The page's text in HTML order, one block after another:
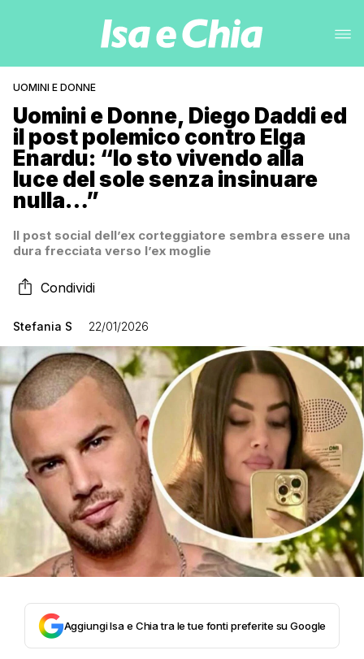
UOMINI E DONNE
Uomini e Donne, Diego Daddi ed
il post polemico contro Elga
Enardu: “Io sto vivendo alla
luce del sole senza insinuare
nulla…”
Il post social dell’ex corteggiatore sembra essere una
dura frecciata verso l’ex moglie
Condividi
Stefania S 22/01/2026
Aggiungi Isa e Chia tra le tue fonti preferite su Google